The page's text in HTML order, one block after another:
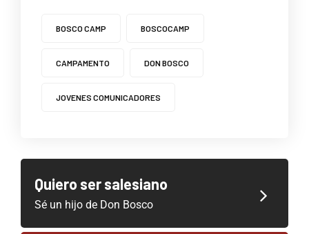
BOSCO CAMP BOSCOCAMP
CAMPAMENTO DON BOSCO
JOVENES COMUNICADORES
Quiero ser salesiano
Sé un hijo de Don Bosco